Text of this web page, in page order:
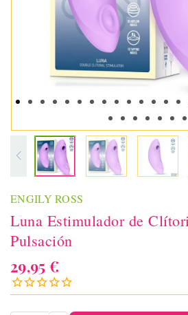
ENGILY ROSS
Luna Estimulador de
Pulsación
29,95 €